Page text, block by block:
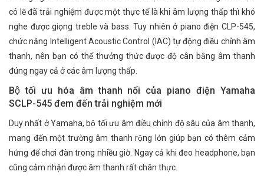
có lẽ đã trải nghiệm được một thực tế là khi âm lượng thấp thì khó
nghe được giọng treble và bass. Tuy nhiên ở piano điện CLP-545,
chức năng Intelligent Acoustic Control (IAC) tự động điều chỉnh âm
thanh, nên bạn có thể thưởng thức được độ cân bằng âm thanh
đúng ngay cả ở các âm lượng thấp.
Bộ tối ưu hóa âm thanh nổi của piano điện Yamaha
SCLP-545 đem đến trải nghiệm mới
Duy nhất ở Yamaha, bộ tối ưu âm điều chỉnh độ sâu của âm thanh,
mang đến một trường âm thanh rộng lớn giúp bạn có thêm cảm
hứng để chơi đàn trong nhiều giờ. Ngay cả khi đeo headphone, bạn
cũng cảm nhận được âm thanh rất chân thực.